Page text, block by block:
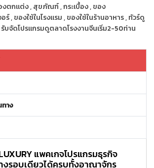
งตกแต่ง,สุขภัณฑ์,กระเบื้อง,ของ
อร์, ของใช้ในโรงแรม, ของใช้ในร้านอาหาร, ทัวร์ดู
รับจัดโปรแกรมดูตลาดโรงงานจีนเริ่ม2-50ท่าน
าง
แพคเกจโปรแกรมธุรกิจ
งรอบเดียวได้ครบทั้งอาณาจักร